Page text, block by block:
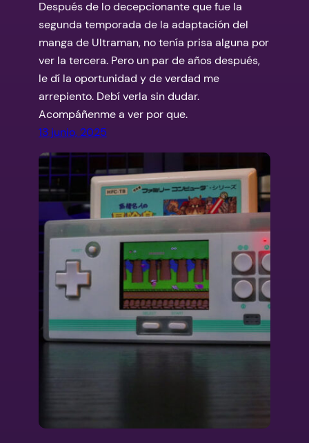
Después de lo decepcionante que fue la
segunda temporada de la adaptación del
manga de Ultraman, no tenía prisa alguna por
ver la tercera. Pero un par de años después,
le dí la oportunidad y de verdad me
arrepiento. Debí verla sin dudar.
Acompáñenme a ver por que.
13 junio, 2025